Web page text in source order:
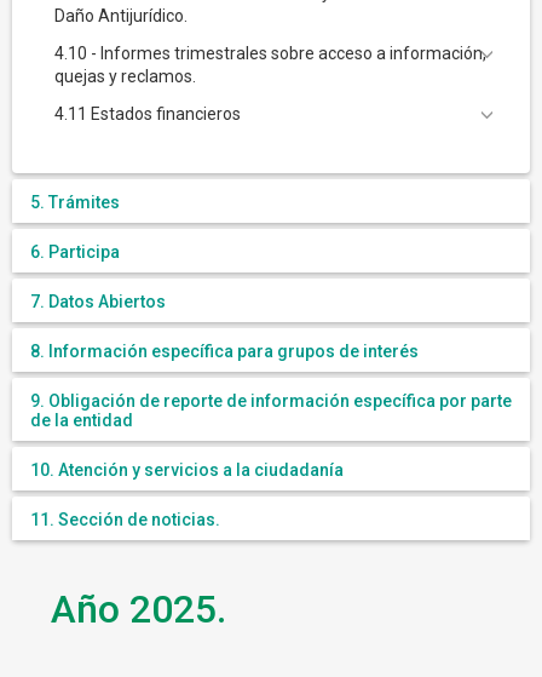
Daño Antijurídico.
4.10 - Informes trimestrales sobre acceso a información,
quejas y reclamos.
4.11 Estados financieros
5. Trámites
6. Participa
7. Datos Abiertos
8. Información específica para grupos de interés
9. Obligación de reporte de información específica por parte
de la entidad
10. Atención y servicios a la ciudadanía
11. Sección de noticias.
Año 2025.